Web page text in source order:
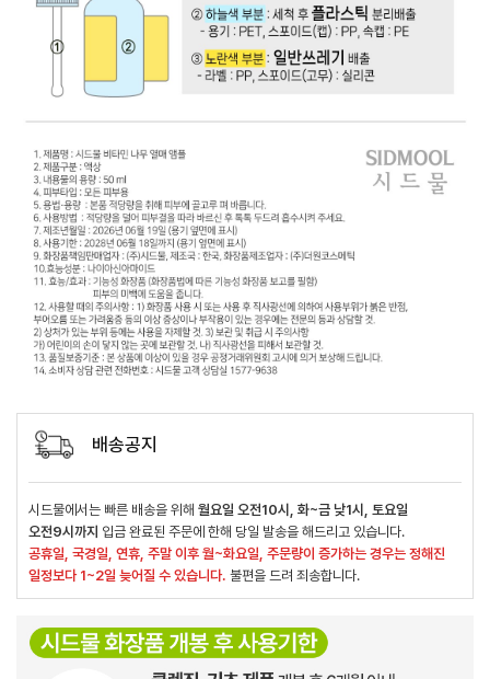
배송공지
시드물에서는 빠른 배송을 위해 월요일 오전10시, 화~금 낮1시, 토요일
오전9시까지 입금 완료된 주문에 한해 당일 발송을 해드리고 있습니다.
공휴일, 국경일, 연휴, 주말 이후 월~화요일, 주문량이 증가하는 경우는 정해진
일정보다 1~2일 늦어질 수 있습니다. 불편을 드려 죄송합니다.